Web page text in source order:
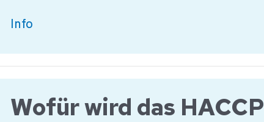
Wie
man
die
Lagerkammern?
Info
Wofür wird das HACCP